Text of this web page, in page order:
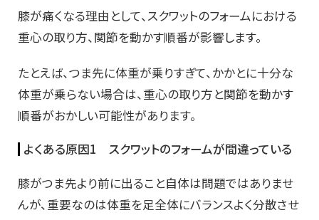
膝が痛くなる理由として、スクワットのフォームにおける
重心の取り方、関節を動かす順番が影響します。
たとえば、つま先に体重が乗りすぎて、かかとに十分な
体重が乗らない場合は、重心の取り方と関節を動かす
順番がおかしい可能性があります。
よくある原因1 スクワットのフォームが間違っている
膝がつま先より前に出ること自体は問題ではありませ
んが、重要なのは体重を足全体にバランスよく分散させ